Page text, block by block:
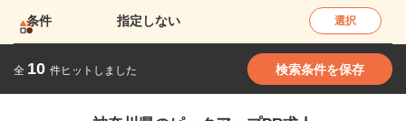
条件 指定しない 選択
全 10 件ヒットしました 検索条件を保存